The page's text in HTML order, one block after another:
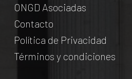
ONGD Asociadas
Contacto
Política de Privacidad
Términos y condiciones